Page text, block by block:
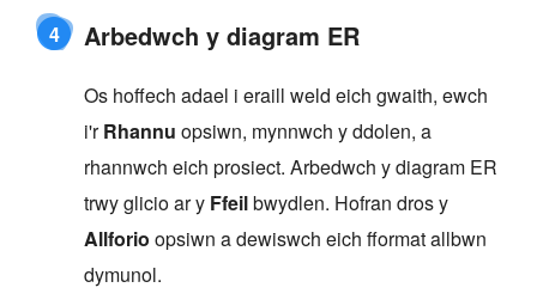
4 Arbedwch y diagram ER
Os hoffech adael i eraill weld eich gwaith, ewch
i'rRhannu opsiwn, mynnwch y ddolen, a
rhannwch eich prosiect. Arbedwch y diagram ER
trwy glicio ar y Ffeilbwydlen. Hofran dros y
Allforio opsiwn a dewiswch eich fformat allbwn
dymunol.